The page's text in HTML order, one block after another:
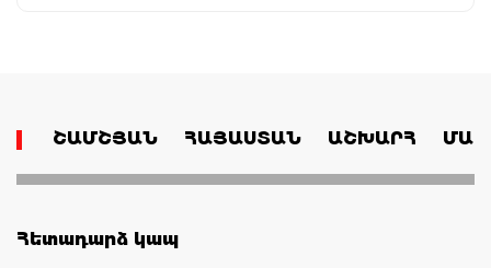
ՇԱՄՇՅԱՆ ՀԱՅԱՍՏԱՆ ԱՇԽԱՐՀ
Հետադարձ կապ